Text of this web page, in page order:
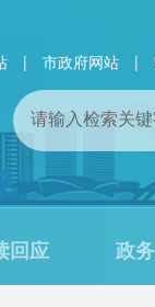
| 市政府网站 |
回应 政